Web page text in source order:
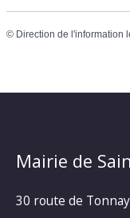
© Direction de l'information
Mairie de
30 route de